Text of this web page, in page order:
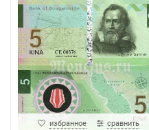
избранное сравнить